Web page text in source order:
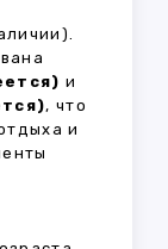
и
, что
и